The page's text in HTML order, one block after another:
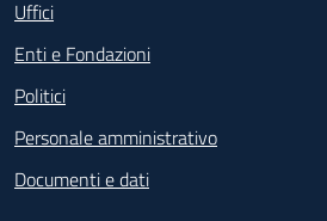
Uffici
Enti e Fondazioni
Politici
Personale amministrativo
Documenti e dati